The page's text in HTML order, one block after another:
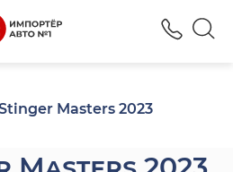
Masters 2023